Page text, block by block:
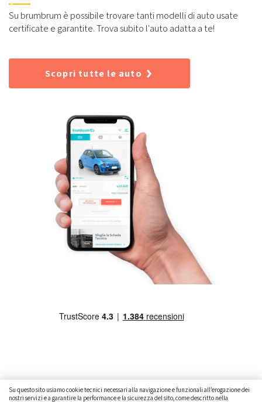
Su questo sito usiamo cookie tecnici necessari alla navigazione e funzionali all’erogazione dei
nostri servizi e a garantire la performance e la sicurezza del sito, come descritto nella
Su brumbrum è possibile trovare tanti modelli di auto usate
certificate e garantite. Trova subito l'auto adatta a te!
Scopri tutte le auto